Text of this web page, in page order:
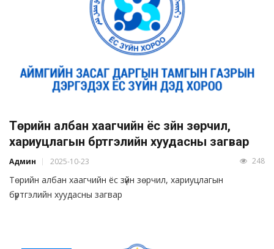
Төрийн албан хаагчийн ёс зүйн зөрчил,
хариуцлагын бүртгэлийн хуудасны загвар
Админ 2025-10-23 248
Төрийн албан хаагчийн ёс зүйн зөрчил, хариуцлагын
бүртгэлийн хуудасны загвар